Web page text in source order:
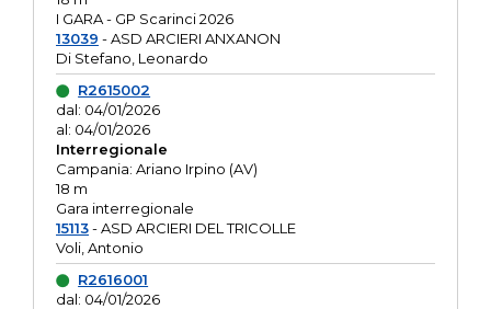
I GARA - GP Scarinci 2026
13039 - ASD ARCIERI ANXANON
Di Stefano, Leonardo
R2615002
dal: 04/01/2026
al: 04/01/2026
Interregionale
Campania: Ariano Irpino (AV)
18 m
Gara interregionale
15113- ASD ARCIERI DEL TRICOLLE
Voli, Antonio
R2616001
dal: 04/01/2026